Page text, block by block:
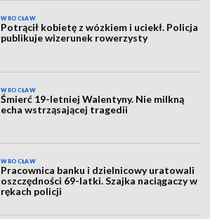
WROCŁAW
Potrącił kobietę z wózkiem i uciekł. Policja
publikuje wizerunek rowerzysty
WROCŁAW
Śmierć 19-letniej Walentyny. Nie milkną
echa wstrząsającej tragedii
WROCŁAW
Pracownica banku i dzielnicowy uratowali
oszczędności 69-latki. Szajka naciągaczy w
rękach policji